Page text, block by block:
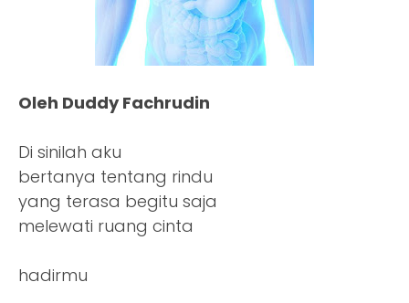
Oleh Duddy Fachrudin
Di sinilah aku
bertanya tentang rindu
yang terasa begitu saja
melewati ruang cinta
hadirmu